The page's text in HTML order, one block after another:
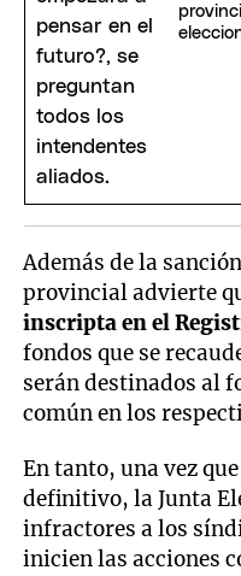
Además de la
provincial advierte
inscripta en el
fondos que se
serán destinados al
común en los
En tanto, una vez
definitivo, la Junta
infractores a los
inicien las acciones